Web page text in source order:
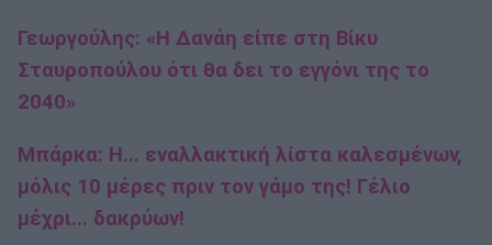
Γεωργούλης: «Η Δανάη είπε στη Βίκυ
Σταυροπούλου ότι θα δει το εγγόνι της το
2040»
Μπάρκα: Η... εναλλακτική λίστα καλεσμένων,
μόλις 10 μέρες πριν τον γάμο της! Γέλιο
μέχρι... δακρύων!